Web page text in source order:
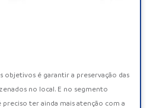
objetivos é garantir a preservação das
no local. E no segmento
ter ainda mais atenção com a